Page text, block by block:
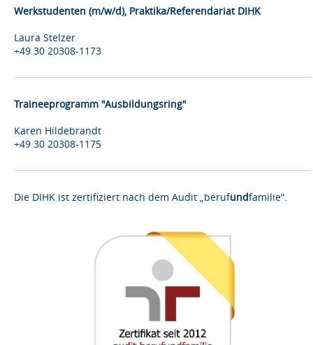
Werkstudenten (m/w/d), Praktika/Referendariat DIHK
Laura Stelzer
+49 30 20308-1173
Traineeprogramm "Ausbildungsring"
Karen Hildebrandt
+49 30 20308-1175
Die DIHK ist zertifiziert nach dem Audit „berufundfamilie“.